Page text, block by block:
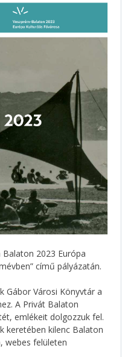
2023 Európa
című pályázatán.
Gábor Városi Könyvtár a
A Privát Balaton
emlékeit dolgozzuk fel.
keretében kilenc Balaton
webes felületen
verseny